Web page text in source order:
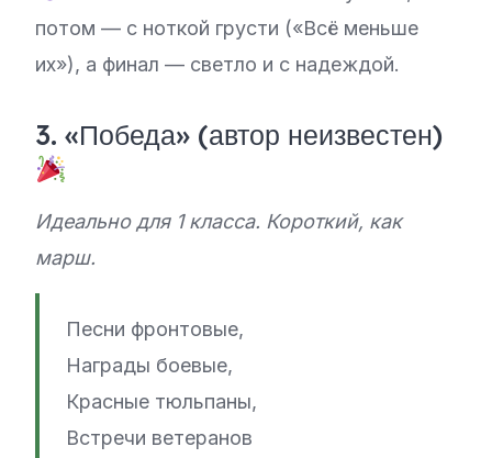
потом — с ноткой грусти («Всё меньше
их»), а финал — светло и с надеждой.
3. «Победа» (автор неизвестен)
Идеально для 1 класса. Короткий, как
марш.
Песни фронтовые,
Награды боевые,
Красные тюльпаны,
Встречи ветеранов